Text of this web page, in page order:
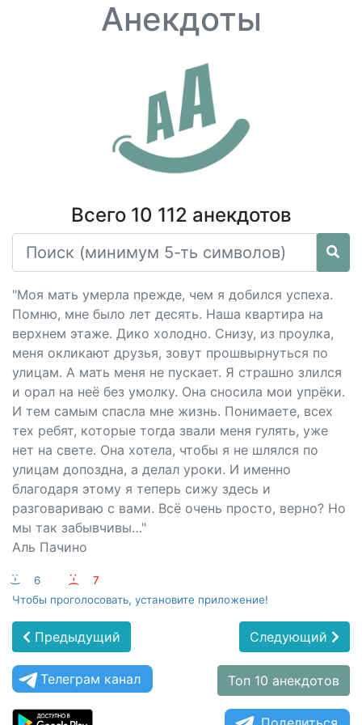
Анекдоты
Всего 10 112 анекдотов
"Моя мать умерла прежде, чем я добился успеха.
Помню, мне было лет десять. Наша квартира на
верхнем этаже. Дико холодно. Снизу, из проулка,
меня окликают друзья, зовут прошвырнуться по
улицам. А мать меня не пускает. Я страшно злился
и орал на неё без умолку. Она сносила мои упрёки.
И тем самым спасла мне жизнь. Понимаете, всех
тех ребят, которые тогда звали меня гулять, уже
нет на свете. Она хотела, чтобы я не шлялся по
улицам допоздна, а делал уроки. И именно
благодаря этому я теперь сижу здесь и
разговариваю с вами. Всё очень просто, верно? Но
мы так забывчивы…"
Аль Пачино
:-) 6 :-(
7
Чтобы проголосовать, установите приложение!
Предыдущий Следующий
Телеграм канал Топ 10 анекдотов